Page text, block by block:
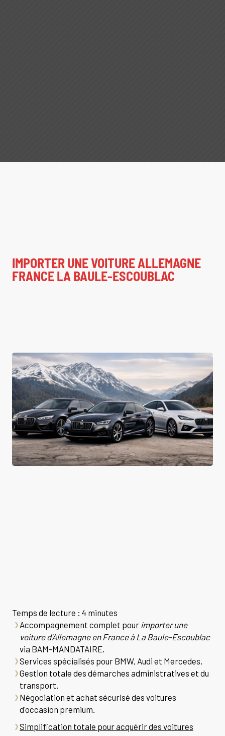
IMPORTER UNE VOITURE ALLEMAGNE
FRANCE LA BAULE-ESCOUBLAC
Temps de lecture : 4 minutes
Accompagnement complet pour importer une
voiture d'Allemagne en France à La Baule-Escoublac
via BAM-MANDATAIRE.
Services spécialisés pour BMW, Audi et Mercedes.
Gestion totale des démarches administratives et du
transport.
Négociation et achat sécurisé des voitures
d'occasion premium.
Simplification totale pour acquérir des voitures